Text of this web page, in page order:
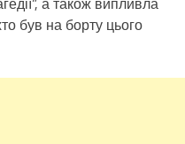
був на борту цього